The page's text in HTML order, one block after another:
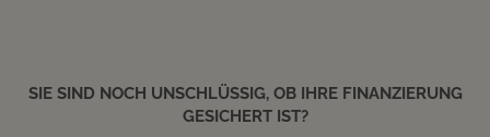
SIE SIND NOCH UNSCHLÜSSIG, OB IHRE FINANZIERUNG
GESICHERT IST?